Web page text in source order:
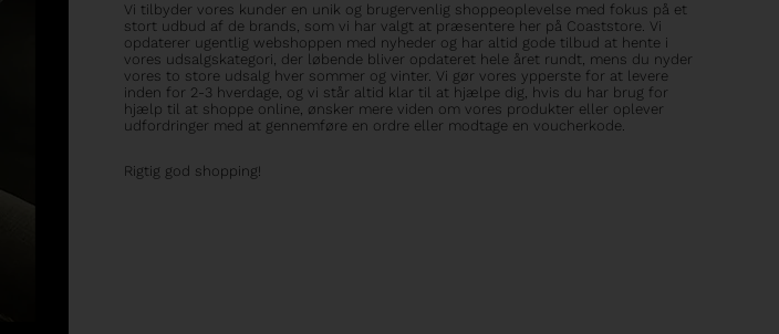
Vi tilbyder vores kunder en unik og brugervenlig shoppeoplevelse med fokus på et
stort udbud af de brands, som vi har valgt at præsentere her på Coaststore. Vi
opdaterer ugentlig webshoppen med nyheder og har altid gode tilbud at hente i
vores udsalgskategori, der løbende bliver opdateret hele året rundt, mens du nyder
vores to store udsalg hver sommer og vinter. Vi gør vores ypperste for at levere
inden for 2-3 hverdage, og vi står altid klar til at hjælpe dig, hvis du har brug for
hjælp til at shoppe online, ønsker mere viden om vores produkter eller oplever
udfordringer med at gennemføre en ordre eller modtage en voucherkode.
Rigtig god shopping!